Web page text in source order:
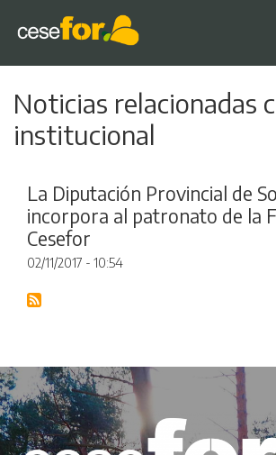
al
Noticias relacionadas
institucional
La Diputación Provincial de
incorpora al patronato de la
Cesefor
02/11/2017 - 10:54